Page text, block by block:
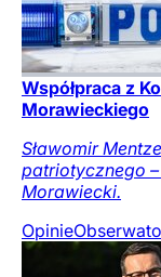
Współpraca z
Morawieckiego
Sławomir
patriotycznego
Morawiecki.
Opinie